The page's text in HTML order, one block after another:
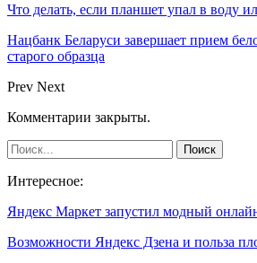
Что делать, если планшет упал в воду
Нацбанк Беларуси завершает прием
старого образца
Prev Next
Комментарии закрыты.
Интересное:
Яндекс Маркет запустил модный
Возможности Яндекс Дзена и польза